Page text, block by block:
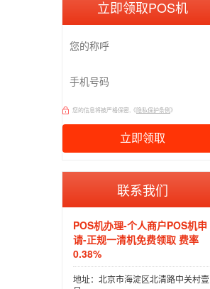
立即领取POS机
您的信息将被严格保密,《隐私保护条例》
联系我们
POS机办理-个人商户POS机申
请-正规一清机免费领取 费率
0.38%
地址：北京市海淀区北清路中关村壹